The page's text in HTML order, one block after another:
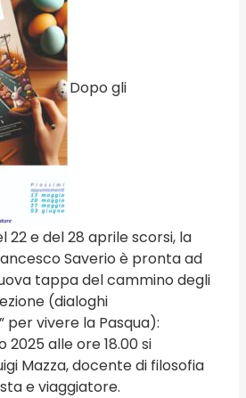
Dopo gli
e del 28 aprile scorsi, la
Saverio è pronta ad
tappa del cammino degli
(dialoghi
per vivere la Pasqua):
alle ore 18.00 si
Mazza, docente di filosofia
e viaggiatore.